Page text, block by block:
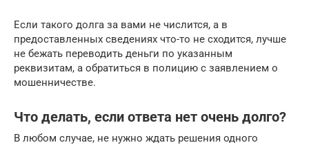
Если такого долга за вами не числится, а в
предоставленных сведениях что-то не сходится, лучше
не бежать переводить деньги по указанным
реквизитам, а обратиться в полицию с заявлением о
мошенничестве.
Что делать, если ответа нет очень долго?
В любом случае, не нужно ждать решения одного